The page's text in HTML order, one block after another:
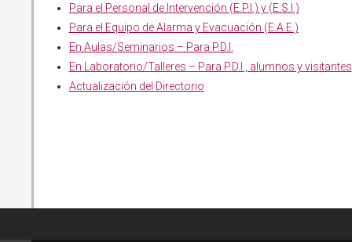
Para el Personal de Intervención (E.P.I.) y (E.S.I.)
Para el Equipo de Alarma y Evacuación (E.A.E.)
En Aulas/Seminarios – Para P.D.I.
En Laboratorio/Talleres – Para P.D.I., alumnos y visitantes
Actualización del Directorio